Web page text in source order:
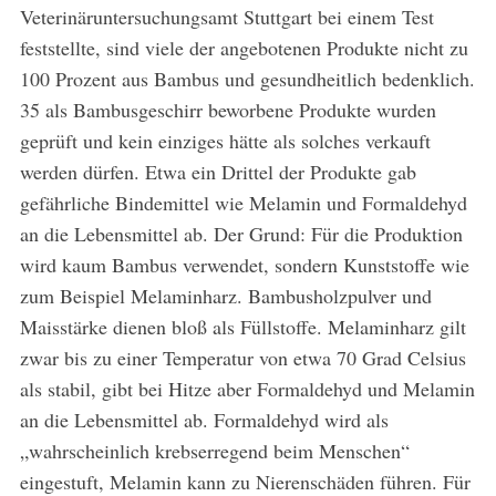
Veterinäruntersuchungsamt Stuttgart bei einem Test
feststellte, sind viele der angebotenen Produkte nicht zu
100 Prozent aus Bambus und gesundheitlich bedenklich.
35 als Bambusgeschirr beworbene Produkte wurden
geprüft und kein einziges hätte als solches verkauft
werden dürfen. Etwa ein Drittel der Produkte gab
gefährliche Bindemittel wie Melamin und Formaldehyd
an die Lebensmittel ab. Der Grund: Für die Produktion
wird kaum Bambus verwendet, sondern Kunststoffe wie
zum Beispiel Melaminharz. Bambusholzpulver und
Maisstärke dienen bloß als Füllstoffe. Melaminharz gilt
zwar bis zu einer Temperatur von etwa 70 Grad Celsius
als stabil, gibt bei Hitze aber Formaldehyd und Melamin
an die Lebensmittel ab. Formaldehyd wird als
„wahrscheinlich krebserregend beim Menschen“
eingestuft, Melamin kann zu Nierenschäden führen. Für